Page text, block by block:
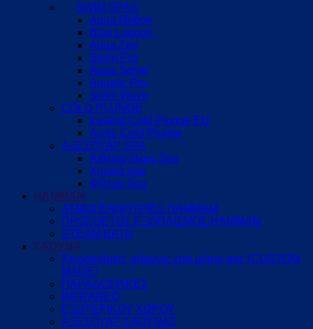
SWIM SPAS
Aqua Motion
Blue Lagoon
Aqua Zen
Swim Pro
Aqua Sprint
Aquatic Pro
Swim Wave
COLD PLUNGE
Iceland Cold Plunge EU
Arctic Cold Plunge
ΑΞΕΣΟΥΑΡ SPA
Αιθέρια έλαια Spa
Χημικά spa
Φίλτρα Spa
HAMMAM
ΑΤΜΟΓΕΝΝΗΤΡΙΕΣ HAMMAM
ΠΡΟΣΘΕΤΟΣ ΕΞΟΠΛΙΣΜΟΣ HAMMAM
STEAM BATH
ΣΑΟΥΝΑ
Χειροποίητες σάουνες στα μέτρα σας (CUSTOM
MADE)
ΠΑΡΑΔΟΣΙΑΚΕΣ
INFRARED
ΕΞΩΤΕΡΙΚΟΥ ΧΩΡΟΥ
ΑΞΕΣΟΥΑΡ ΣΑΟΥΝΑΣ